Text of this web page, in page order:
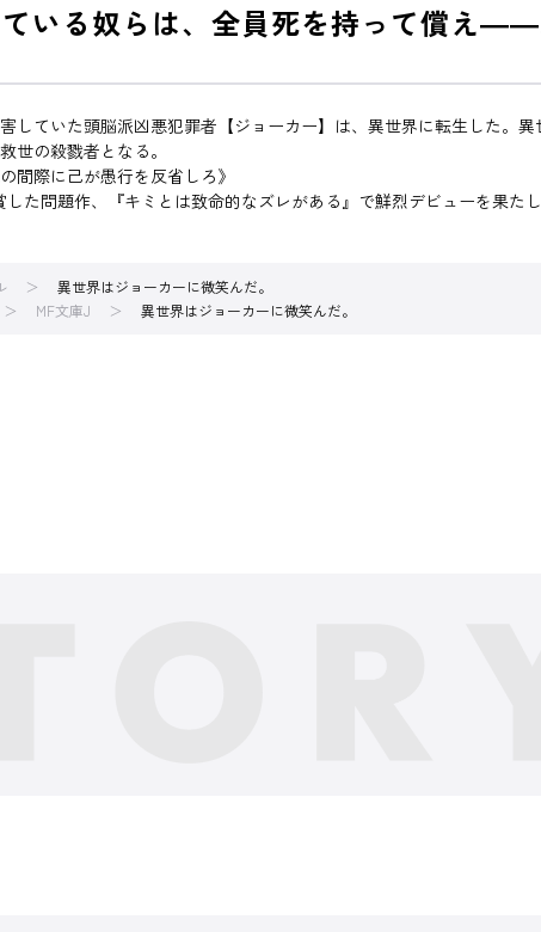
いる奴らは、全員死を持って償え――
していた頭脳派凶悪犯罪者【ジョーカー】は、異世界に転生した。
世の殺戮者となる。
間際に己が愚行を反省しろ》
した問題作、『キミとは致命的なズレがある』で鮮烈デビューを果
異世界はジョーカーに微笑んだ。
MF文庫J 異世界はジョーカーに微笑んだ。